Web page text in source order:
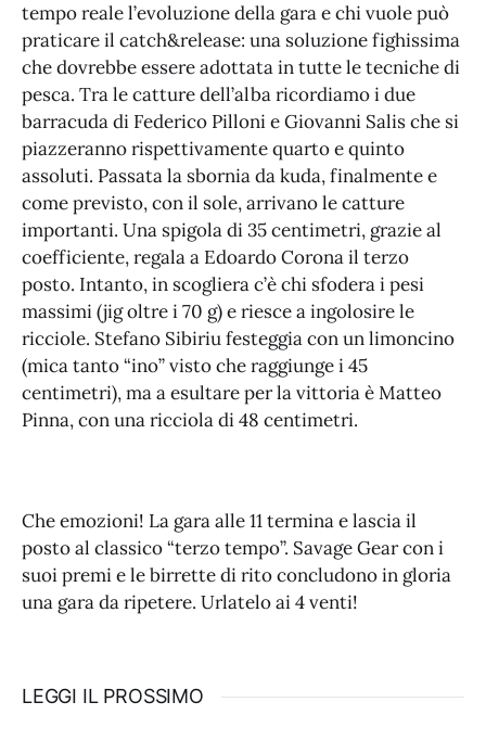
tempo reale l’evoluzione della gara e chi vuole può
praticare il catch&release: una soluzione fighissima
che dovrebbe essere adottata in tutte le tecniche di
pesca. Tra le catture dell’alba ricordiamo i due
barracuda di Federico Pilloni e Giovanni Salis che si
piazzeranno rispettivamente quarto e quinto
assoluti. Passata la sbornia da kuda, finalmente e
come previsto, con il sole, arrivano le catture
importanti. Una spigola di 35 centimetri, grazie al
coefficiente, regala a Edoardo Corona il terzo
posto. Intanto, in scogliera c’è chi sfodera i pesi
massimi (jig oltre i 70 g) e riesce a ingolosire le
ricciole. Stefano Sibiriu festeggia con un limoncino
(mica tanto “ino” visto che raggiunge i 45
centimetri), ma a esultare per la vittoria è Matteo
Pinna, con una ricciola di 48 centimetri.
Che emozioni! La gara alle 11 termina e lascia il
posto al classico “terzo tempo”. Savage Gear con i
suoi premi e le birrette di rito concludono in gloria
una gara da ripetere. Urlatelo ai 4 venti!
LEGGI IL PROSSIMO